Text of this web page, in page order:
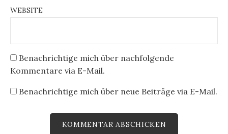
WEBSITE
Benachrichtige mich über nachfolgende
Kommentare via E-Mail.
Benachrichtige mich über neue Beiträge via E-Mail.